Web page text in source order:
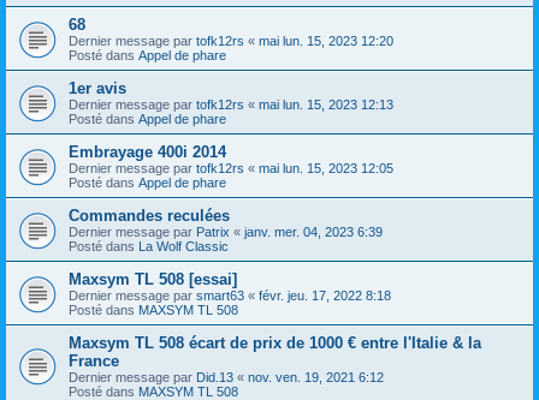
68
Dernier message par tofk12rs « mai lun. 15, 2023 12:20
Posté dans Appel de phare
1er avis
Dernier message par tofk12rs « mai lun. 15, 2023 12:13
Posté dans Appel de phare
Embrayage 400i 2014
Dernier message par tofk12rs « mai lun. 15, 2023 12:05
Posté dans Appel de phare
Commandes reculées
Dernier message par Patrix « janv. mer. 04, 2023 6:39
Posté dans La Wolf Classic
Maxsym TL 508 [essai]
Dernier message par smart63 « févr. jeu. 17, 2022 8:18
Posté dans MAXSYM TL 508
Maxsym TL 508 écart de prix de 1000 € entre l'Italie & la
France
Dernier message par Did.13 « nov. ven. 19, 2021 6:12
Posté dans MAXSYM TL 508